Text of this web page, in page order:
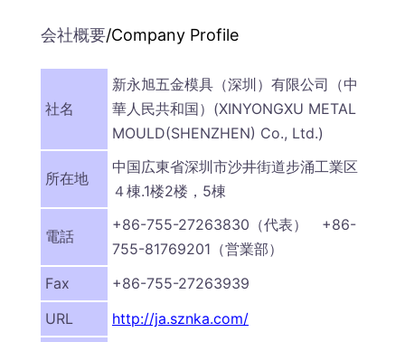
会社概要/Company Profile
社名
新永旭五金模具（深圳）有限公司（中
華人民共和国）(XINYONGXU METAL
MOULD(SHENZHEN) Co., Ltd.)
所在地
中国広東省深圳市沙井街道步涌工業区
４棟.1楼2楼，5棟
電話
+86-755-27263830（代表） +86-
755-81769201（営業部）
Fax
+86-755-27263939
URL
http://ja.sznka.com/